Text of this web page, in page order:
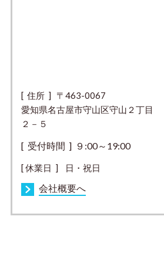
[ 住所 ] 〒463-0067
愛知県名古屋市守山区守山２丁目
２－５
[ 受付時間 ] ９:00～19:00
[ 休業日 ] 日・祝日
会社概要へ